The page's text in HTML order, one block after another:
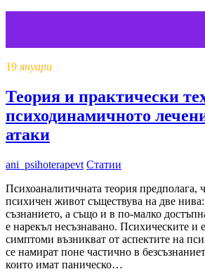
19 януари
Теория и практически
психодинамичното
атаки
ani_psihoterapevt Статии
Психоаналитичната теория предполага,
психичен живот съществува на две нива:
съзнанието, а също и в по-малко
е нарекъл несъзнавано. Психическите и
симптоми възникват от аспектите на
се намират поне частично в
които имат паническо…